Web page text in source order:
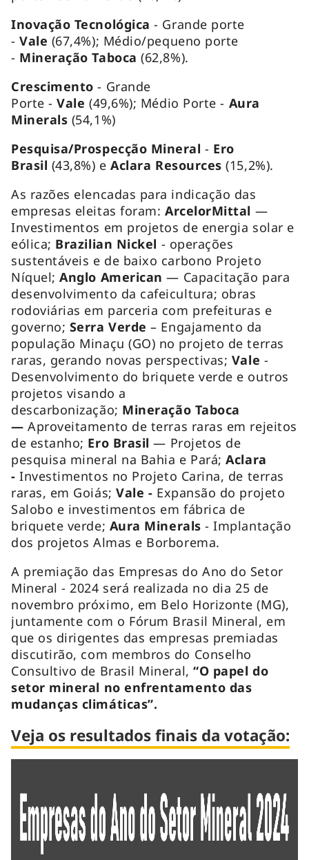
Inovação Tecnológica- Grande porte
-Vale (67,4%); Médio/pequeno porte
- Mineração Taboca (62,8%).
Crescimento - Grande
Porte-Vale (49,6%); Médio Porte- Aura
Minerals (54,1%)
Pesquisa/Prospecção Mineral- Ero
Brasil (43,8%) eAclara Resources (15,2%).
As razões elencadas para indicação das
empresas eleitas foram: ArcelorMittal —
Investimentos em projetos de energia solar e
eólica; Brazilian Nickel - operações
sustentáveis e de baixo carbono Projeto
Níquel;Anglo American— Capacitação para
desenvolvimento da cafeicultura; obras
rodoviárias em parceria com prefeituras e
governo; Serra Verde– Engajamento da
população Minaçu (GO) no projeto de terras
raras, gerando novas perspectivas; Vale -
Desenvolvimento do briquete verde e outros
projetos visando a
descarbonização; Mineração Taboca
—Aproveitamento de terras raras em rejeitos
de estanho; Ero Brasil— Projetos de
pesquisa mineral na Bahia e Pará;Aclara
- Investimentos no Projeto Carina, de terras
raras, em Goiás;Vale - Expansão do projeto
Salobo e investimentos em fábrica de
briquete verde; Aura Minerals- Implantação
dos projetos Almas e Borborema.
A premiação das Empresas do Ano do Setor
Mineral - 2024 será realizada no dia 25 de
novembro próximo, em Belo Horizonte (MG),
juntamente com o Fórum Brasil Mineral, em
que os dirigentes das empresas premiadas
discutirão, com membros do Conselho
Consultivo de Brasil Mineral,“O papel do
setor mineral no enfrentamento das
mudanças climáticas”.
Veja os resultados finais da votação: